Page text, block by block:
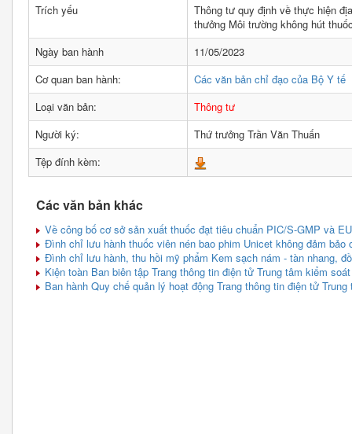
Trích yếu
Thông tư quy định về thực hiện
thưởng Môi trường không hút
Ngày ban hành
11/05/2023
Cơ quan ban hành:
Các văn bản chỉ đạo của Bộ Y tế
Loại văn bản:
Thông tư
Người ký:
Thứ trưởng Trần Văn Thuấn
Tệp đính kèm:
Các văn bản khác
Về công bố cơ sở sản xuất thuốc đạt tiêu chuẩn PIC/S-GMP và
Đình chỉ lưu hành thuốc viên nén bao phim Unicet không đảm bảo
Đình chỉ lưu hành, thu hồi mỹ phẩm Kem sạch nám - tàn nhang,
Kiện toàn Ban biên tập Trang thông tin điện tử Trung tâm kiểm
Ban hành Quy chế quản lý hoạt động Trang thông tin điện tử